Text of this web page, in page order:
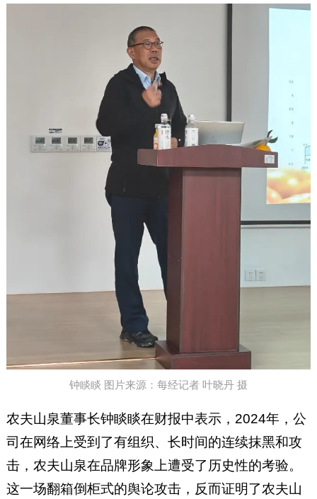
钟睒睒 图片来源：每经记者 叶晓丹 摄
农夫山泉董事长钟睒睒在财报中表示，2024年，公
司在网络上受到了有组织、长时间的连续抹黑和攻
击，农夫山泉在品牌形象上遭受了历史性的考验。
这一场翻箱倒柜式的舆论攻击，反而证明了农夫山